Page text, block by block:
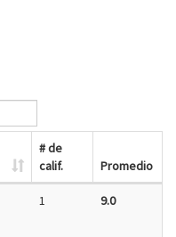
# de
calif.
Promedio
1 9.0